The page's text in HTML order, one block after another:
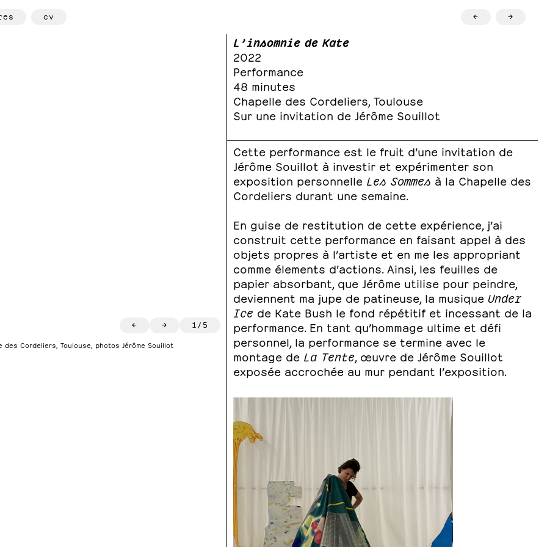
cv ← →
L’insomnie de Kate
2022
Performance
48 minutes
Chapelle des Cordeliers, Toulouse
Sur une invitation de Jérôme Souillot
Cette performance est le fruit d’une invitation de
Jérôme Souillot à investir et expérimenter son
exposition personnelle Les Sommes à la Chapelle des
Cordeliers durant une semaine.
En guise de restitution de cette expérience, j’ai
construit cette performance en faisant appel à des
objets propres à l’artiste et en me les appropriant
comme élements d’actions. Ainsi, les feuilles de
papier absorbant, que Jérôme utilise pour peindre,
deviennent ma jupe de patineuse, la musique Under
Ice de Kate Bush le fond répétitif et incessant de la
performance. En tant qu’hommage ultime et défi
personnel, la performance se termine avec le
montage de La Tente , œuvre de Jérôme Souillot
exposée accrochée au mur pendant l’exposition.
← → 1 / 5
des Cordeliers, Toulouse, photos Jérôme Souillot